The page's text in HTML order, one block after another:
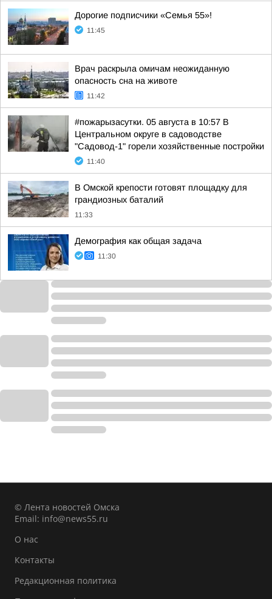
Дорогие подписчики «Семья 55»!
11:45
Врач раскрыла омичам неожиданную
опасность сна на животе
11:42
#пожарызасутки. 05 августа в 10:57 В
Центральном округе в садоводстве
"Садовод-1" горели хозяйственные постройки
11:40
В Омской крепости готовят площадку для
грандиозных баталий
11:33
Демография как общая задача
11:30
© Лента новостей Омска
Email: info@news55.ru
О нас
Контакты
Редакционная политика